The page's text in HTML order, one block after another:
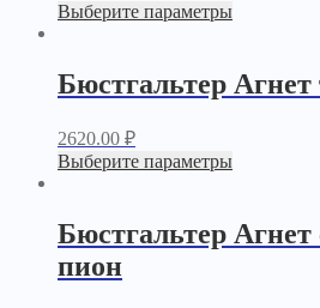
Выберите параметры
Бюстгальтер
2620.00 ₽
Выберите параметры
Бюстгальтер
пион